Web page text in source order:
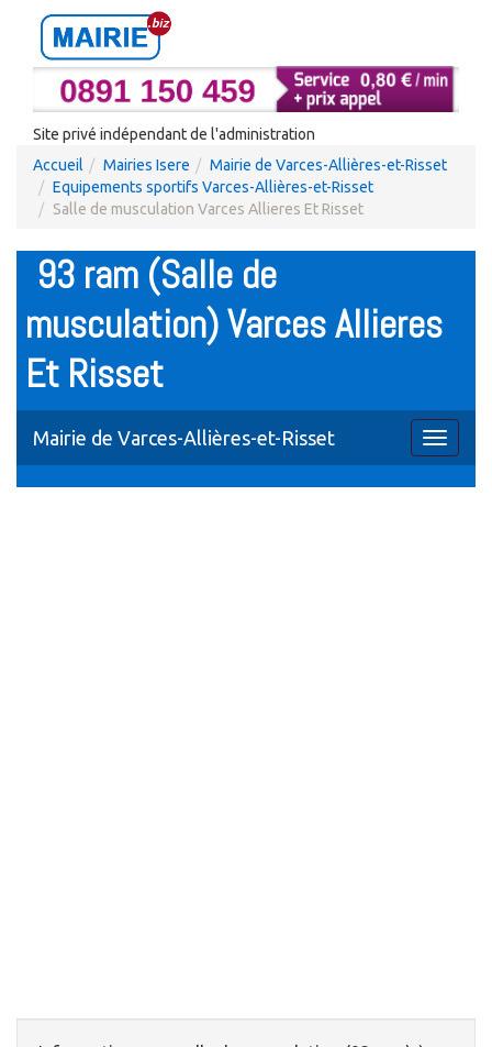
Site privé indépendant de l'administration
Accueil
Mairies Isere
Mairie de Varces-Allières-et-Risset
Equipements sportifs Varces-Allières-et-Risset
Salle de musculation Varces Allieres Et Risset
93 ram (Salle de
musculation) Varces Allieres
Et Risset
Toggle
Mairie de Varces-Allières-et-Risset